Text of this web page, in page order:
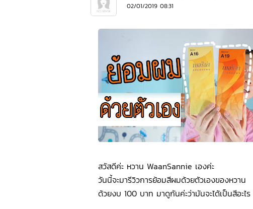
02/01/2019 08:31
สวัสดีค่ะ หวาน WaanSannie เองค่ะ
วันนี้จะมารีวิวการย้อมสีผมด้วยตัวเองของหวาน
ด้วยงบ 100 บาท มาดูกันค่ะว่ามันจะได้เป็นสีอะไร